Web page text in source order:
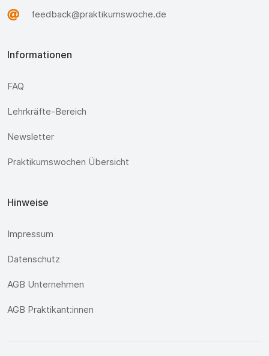
feedback@praktikumswoche.de
Informationen
FAQ
Lehrkräfte-Bereich
Newsletter
Praktikumswochen Übersicht
Hinweise
Impressum
Datenschutz
AGB Unternehmen
AGB Praktikant:innen